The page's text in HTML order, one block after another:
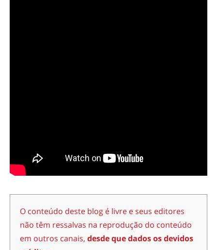
O conteúdo deste blog é livre e seus editores
não têm ressalvas na reprodução do conteúdo
em outros canais, desde que dados os devidos